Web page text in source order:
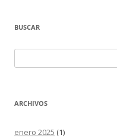
BUSCAR
ARCHIVOS
enero 2025 (1)